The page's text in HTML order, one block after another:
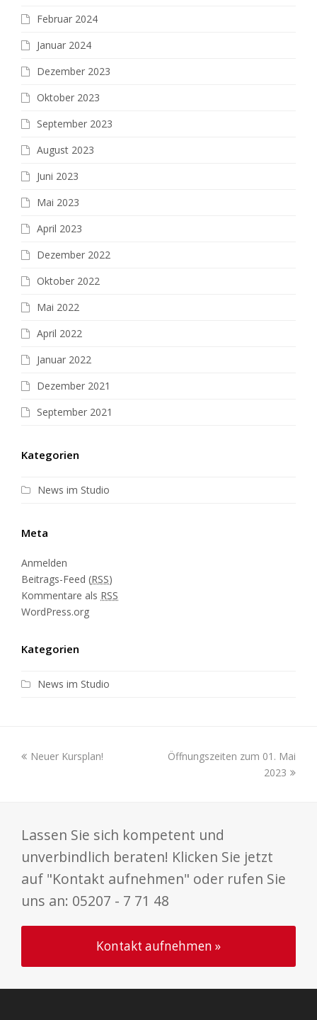
Februar 2024
Januar 2024
Dezember 2023
Oktober 2023
September 2023
August 2023
Juni 2023
Mai 2023
April 2023
Dezember 2022
Oktober 2022
Mai 2022
April 2022
Januar 2022
Dezember 2021
September 2021
Kategorien
News im Studio
Meta
Anmelden
Beitrags-Feed (RSS)
Kommentare als RSS
WordPress.org
Kategorien
News im Studio
Neuer Kursplan!
Öffnungszeiten zum 01. Mai
2023
Lassen Sie sich kompetent und
unverbindlich beraten! Klicken Sie jetzt
auf "Kontakt aufnehmen" oder rufen Sie
uns an: 05207 - 7 71 48
Kontakt aufnehmen »